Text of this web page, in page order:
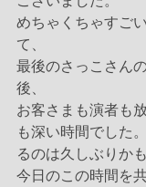
めちゃくちゃすご
て、
最後のさっこさん
後、
お客さまも演者も
も深い時間でした
るのは久しぶりか
今日のこの時間を